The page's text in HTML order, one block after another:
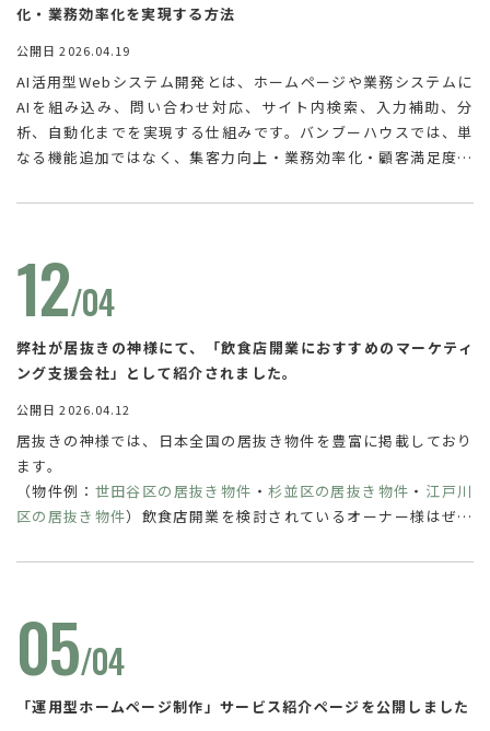
化・業務効率化を実現する方法
公開日 2026.04.19
AI活用型Webシステム開発とは、ホームページや業務システムに
AIを組み込み、問い合わせ対応、サイト内検索、入力補助、分
析、自動化までを実現する仕組みです。バンブーハウスでは、単
なる機能追加ではなく、集客力向上・業務効率化・顧客満足度向
え、AEO/GEO・AIO・LLMOも意識し、ユーザーにもAIにも伝わ
12/04
弊社が居抜きの神様にて、「飲食店開業におすすめのマーケティ
ング支援会社」として紹介されました。
公開日 2026.04.12
居抜きの神様では、日本全国の居抜き物件を豊富に掲載しており
ます。
（物件例： 世田谷区の居抜き物件 ・ 杉並区の居抜き物件 ・ 江戸川
区の居抜き物件）飲食店開業を検討されているオーナー様はぜひ
05/04
「運用型ホームページ制作」サービス紹介ページを公開しました